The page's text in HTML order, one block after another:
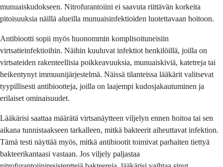
munuaiskudokseen. Nitrofurantoiini ei saavuta riittävän korkeita
pitoisuuksia näillä alueilla munuaisinfektioiden luotettavaan hoitoon.
Antibiootti sopii myös huonommin komplisoituneisiin
virtsatieinfektioihin. Näihin kuuluvat infektiot henkilöillä, joilla on
virtsateiden rakenteellisia poikkeavuuksia, munuaiskiviä, katetreja tai
heikentynyt immuunijärjestelmä. Näissä tilanteissa lääkärit valitsevat
tyypillisesti antibiootteja, joilla on laajempi kudosjakautuminen ja
erilaiset ominaisuudet.
Lääkärisi saattaa määrätä virtsanäytteen viljelyn ennen hoitoa tai sen
aikana tunnistaakseen tarkalleen, mitkä bakteerit aiheuttavat infektion.
Tämä testi näyttää myös, mitkä antibiootit toimivat parhaiten tiettyä
bakteerikantaasi vastaan. Jos viljely paljastaa